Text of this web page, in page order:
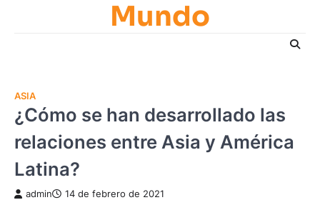
Mundo
ASIA
¿Cómo se han desarrollado las
relaciones entre Asia y América
Latina?
admin 14 de febrero de 2021